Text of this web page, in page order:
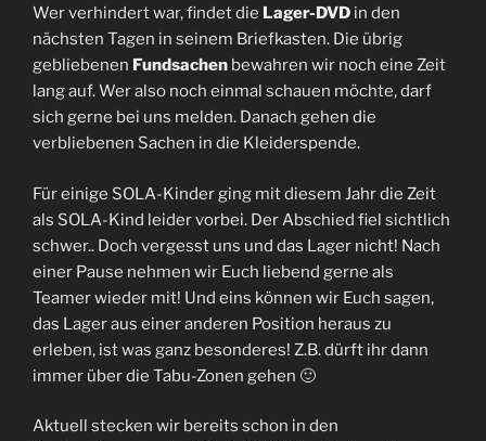
Wer verhindert war, findet die Lager-DVD in den
nächsten Tagen in seinem Briefkasten. Die übrig
gebliebenen Fundsachen bewahren wir noch eine Zeit
lang auf. Wer also noch einmal schauen möchte, darf
sich gerne bei uns melden. Danach gehen die
verbliebenen Sachen in die Kleiderspende.
Für einige SOLA-Kinder ging mit diesem Jahr die Zeit
als SOLA-Kind leider vorbei. Der Abschied fiel sichtlich
schwer.. Doch vergesst uns und das Lager nicht! Nach
einer Pause nehmen wir Euch liebend gerne als
Teamer wieder mit! Und eins können wir Euch sagen,
das Lager aus einer anderen Position heraus zu
erleben, ist was ganz besonderes! Z.B. dürft ihr dann
immer über die Tabu-Zonen gehen 🙂
Aktuell stecken wir bereits schon in den